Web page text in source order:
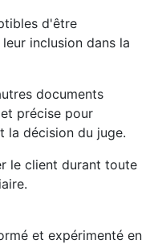
d'être
inclusion dans la
documents
précise pour
la décision du juge.
le client durant toute
et expérimenté en